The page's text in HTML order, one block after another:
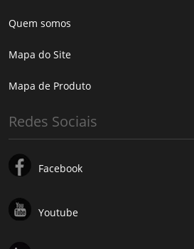
Quem somos
Mapa do Site
Mapa de Produto
Redes Sociais
Facebook
Youtube